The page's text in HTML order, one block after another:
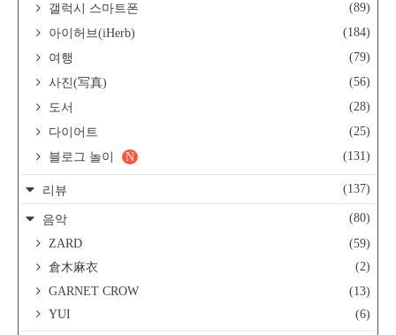
갤럭시 스마트폰
(89)
아이허브(iHerb)
(184)
여행
(79)
사진(写真)
(56)
도서
(28)
다이어트
(25)
블로그 놀이
(131)
N
리뷰 (137)
음악
(80)
ZARD
(59)
倉木麻衣
(2)
GARNET CROW
(13)
YUI
(6)